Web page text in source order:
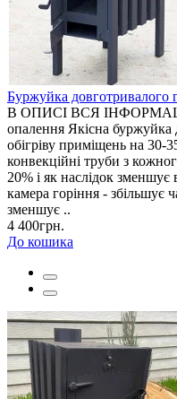
Буржуйка довготривалого
В ОПИСІ ВСЯ
опалення Якісна буржуйка
обігріву приміщень на 30-
конвекційні труби з
20% і як наслідок
камера горіння - збільшує
зменшує ..
4 400грн.
До кошика